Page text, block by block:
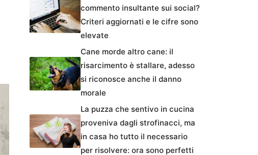
commento insultante sui social?
Criteri aggiornati e le cifre sono
elevate
Cane morde altro cane: il
risarcimento è stallare, adesso
si riconosce anche il danno
morale
La puzza che sentivo in cucina
proveniva dagli strofinacci, ma
in casa ho tutto il necessario
per risolvere: ora sono perfetti